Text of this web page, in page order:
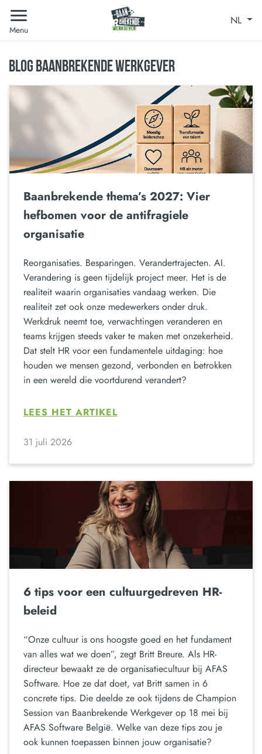
Menu
NL
BLOG BAANBREKENDE WERKGEVER
Baanbrekende thema’s 2027: Vier
hefbomen voor de antifragiele
organisatie
Reorganisaties. Besparingen. Verandertrajecten. AI.
Verandering is geen tijdelijk project meer. Het is de
realiteit waarin organisaties vandaag werken. Die
realiteit zet ook onze medewerkers onder druk.
Werkdruk neemt toe, verwachtingen veranderen en
teams krijgen steeds vaker te maken met onzekerheid.
Dat stelt HR voor een fundamentele uitdaging: hoe
houden we mensen gezond, verbonden en betrokken
in een wereld die voortdurend verandert?
LEES HET ARTIKEL
31 juli 2026
6 tips voor een cultuurgedreven HR-
beleid
“Onze cultuur is ons hoogste goed en het fundament
van alles wat we doen”, zegt Britt Breure. Als HR-
directeur bewaakt ze de organisatiecultuur bij AFAS
Software. Hoe ze dat doet, vat Britt samen in 6
concrete tips. Die deelde ze ook tijdens de Champion
Session van Baanbrekende Werkgever op 18 mei bij
AFAS Software België. Welke van deze tips zou je
ook kunnen toepassen binnen jouw organisatie?